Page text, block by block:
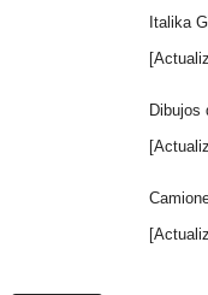
Italika
Dibujos